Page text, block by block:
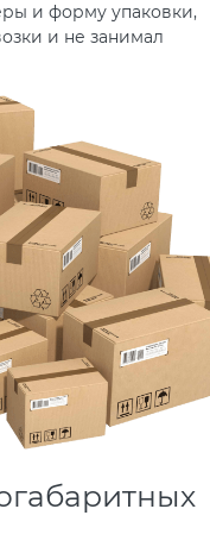
и форму упаковки,
и не занимал